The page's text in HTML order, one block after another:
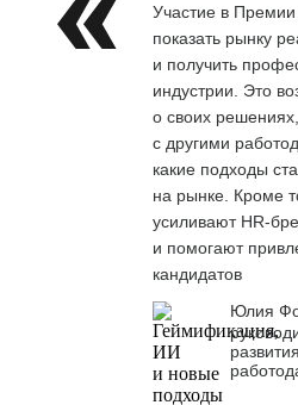
Участие в
показать рынку
и получить
индустрии. Это
о своих
с другими
какие подходы
на рынке. Кроме
усиливают HR-
и помогают
кандидатов
Юлия